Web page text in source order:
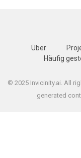
Über
Häufig
© 2025 Invicinity.ai. All
generated